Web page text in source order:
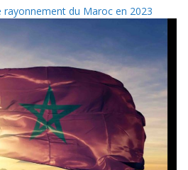
du Maroc en 2023